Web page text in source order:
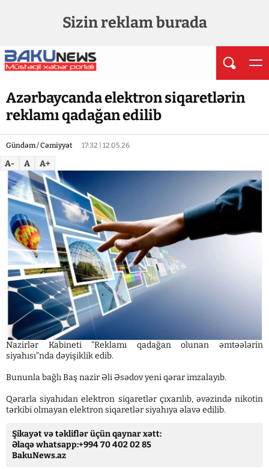
Sizin reklam burada
Azərbaycanda elektron siqaretlərin
reklamı qadağan edilib
Gündəm / Cəmiyyət 17:32 | 12.05.26
A- A A+
Nazirlər Kabineti "Reklamı qadağan olunan əmtəələrin
siyahısı"nda dəyişiklik edib.
Bununla bağlı Baş nazir Əli Əsədov yeni qərar imzalayıb.
Qərarla siyahıdan elektron siqaretlər çıxarılıb, əvəzində nikotin
tərkibi olmayan elektron siqaretlər siyahıya əlavə edilib.
Şikayət və təkliflər üçün qaynar xətt:
Əlaqə whatsapp:+994 70 402 02 85
BakuNews.az